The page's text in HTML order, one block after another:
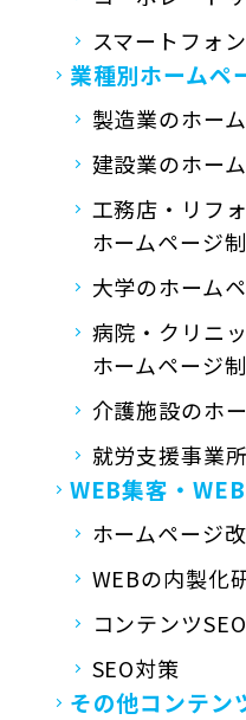
スマートフォ
業種別ホームペ
製造業のホー
建設業のホー
工務店・リフ
ホームページ
大学のホーム
病院・クリニ
ホームページ
介護施設のホ
就労支援事業
WEB集客・
ホームページ
WEBの内製化
コンテンツSEO
SEO対策
その他コンテン